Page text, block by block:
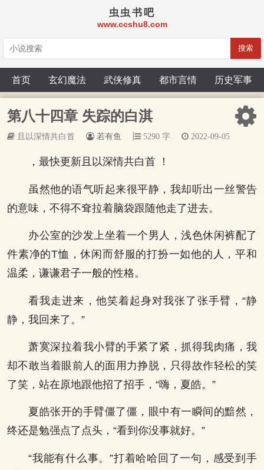
虫虫书吧
www.ccshu8.com
搜索
首页 玄幻魔法 武侠修真 都市言情 历史军事
第八十四章 失踪的白淇
且以深情共白首 若有鱼 5290 字 2022-09-05
，最快更新且以深情共白首 ！
虽然他的语气听起来很平静，我却听出一丝警告
的意味，不得不耷拉着脑袋跟随他走了进去。
办公室的沙发上坐着一个男人，浅色休闲裤配了
件素净的T恤，休闲而舒服的打扮一如他的人，平和
温柔，谦谦君子一般的性格。
看我走进来，他笑着起身对我张了张手臂，“静
静，我回来了。”
萧寞深拉着我小臂的手紧了紧，抓得我肉痛，我
却不敢当着眼前人的面用力挣脱，只得故作轻松的笑
了笑，站在原地跟他招了招手，“嗨，夏皓。”
夏皓张开的手臂僵了僵，眼中有一瞬间的黯然，
终还是勉强点了点头，“看到你没事就好。”
“我能有什么事。”打着哈哈回了一句，感受到手